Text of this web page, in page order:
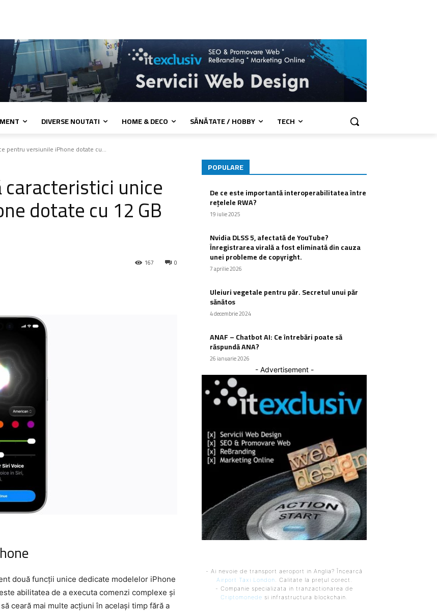
DIVERSE NOUTATI HOME & DECO SĂNĂTATE / HOBBY TECH
pentru versiunile iPhone dotate cu...
unice
dotate cu 12 GB
0
167
două funcții unice dedicate modelelor iPhone
abilitatea de a executa comenzi complexe și
ceară mai multe acțiuni în același timp fără a
POPULARE
De ce este importantă interoperabilitatea între
rețelele RWA?
19 iulie 2025
Nvidia DLSS 5, afectată de YouTube?
Înregistrarea virală a fost eliminată din cauza
unei probleme de copyright.
7 aprilie 2026
Uleiuri vegetale pentru păr. Secretul unui păr
sănătos
4 decembrie 2024
ANAF – Chatbot AI: Ce întrebări poate să
răspundă ANA?
26 ianuarie 2026
- Advertisement -
- Ai nevoie de transport aeroport in Anglia? Încearcă
Airport Taxi London. Calitate la prețul corect.
- Companie specializata in tranzactionarea de
Criptomonede si infrastructura blockchain.